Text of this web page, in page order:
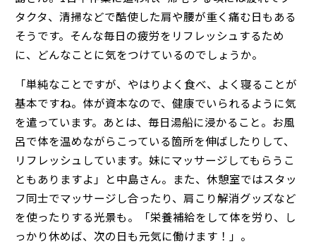
タクタ、清掃などで酷使した肩や腰が重く痛む日もある
そうです。そんな毎日の疲労をリフレッシュするため
に、どんなことに気をつけているのでしょうか。
「単純なことですが、やはりよく食べ、よく寝ることが
基本ですね。体が資本なので、健康でいられるように気
を遣っています。あとは、毎日湯船に浸かること。お風
呂で体を温めながらこっている箇所を伸ばしたりして、
リフレッシュしています。妹にマッサージしてもらうこ
ともありますよ」と中島さん。また、休憩室ではスタッ
フ同士でマッサージし合ったり、肩こり解消グッズなど
を使ったりする光景も。「栄養補給をして体を労り、し
っかり休めば、次の日も元気に働けます！」。